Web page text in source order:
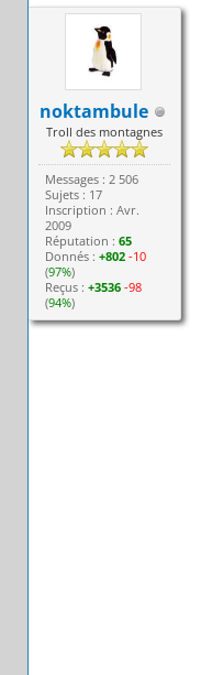
noktambule
Troll des montagnes
Messages : 2 506
Sujets : 17
Inscription : Avr.
2009
Réputation :65
Donnés :+802 -10
(97%)
Reçus :+3536 -98
(94%)